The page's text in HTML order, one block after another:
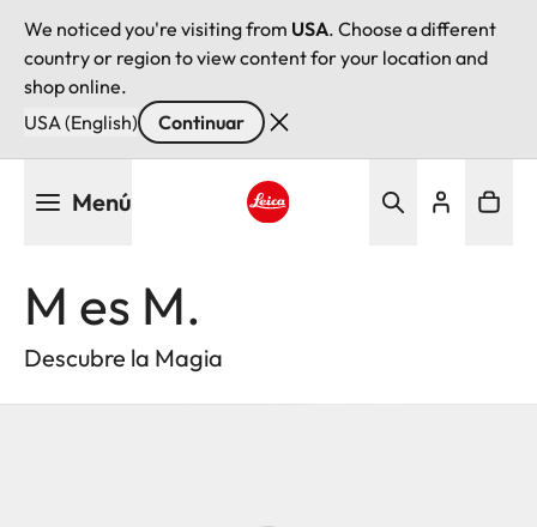
We noticed you're visiting from USA. Choose a different
country or region to view content for your location and
shop online.
USA (English)
Continuar
Menú
M es M.
Descubre la Magia